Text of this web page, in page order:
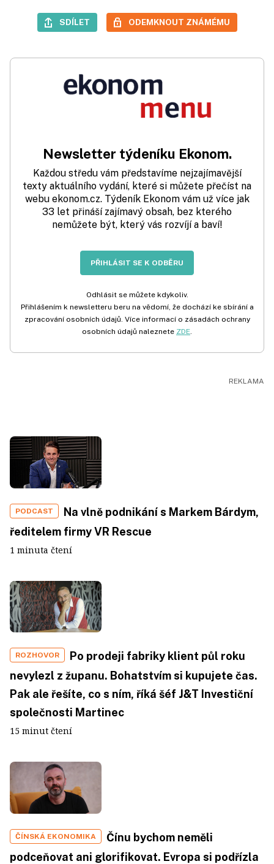
SDÍLET ODEMKNOUT ZNÁMÉMU
Newsletter týdeníku Ekonom.
Každou středu vám představíme nejzajímavější
texty aktuálního vydání, které si můžete přečíst na
webu ekonom.cz. Týdeník Ekonom vám už více jak
33 let přináší zajímavý obsah, bez kterého
nemůžete být, který vás rozvíjí a baví!
PŘIHLÁSIT SE K ODBĚRU
Odhlásit se můžete kdykoliv.
Přihlášením k newsletteru beru na vědomí, že dochází ke sbírání a
zpracování osobních údajů. Více informací o zásadách ochrany
osobních údajů naleznete ZDE.
PODCAST
Na vlně podnikání s Markem Bárdym,
ředitelem firmy VR Rescue
1 minuta čtení
ROZHOVOR
Po prodeji fabriky klient půl roku
nevylezl z županu. Bohatstvím si kupujete čas.
Pak ale řešíte, co s ním, říká šéf J&T Investiční
společnosti Martinec
15 minut čtení
ČÍNSKÁ EKONOMIKA
Čínu bychom neměli
podceňovat ani glorifikovat. Evropa si podřízla